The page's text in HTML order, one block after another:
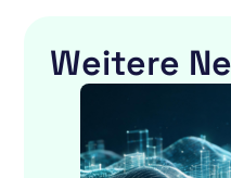
Weitere